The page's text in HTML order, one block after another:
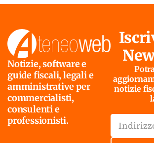
Notizie, software e
guide fiscali, legali e
amministrative per
commercialisti,
consulenti e
professionisti.
notizie